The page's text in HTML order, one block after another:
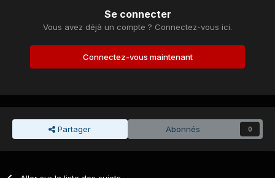
Se connecter
Vous avez déjà un compte ? Connectez-vous ici.
Connectez-vous maintenant
Partager Abonnés 0